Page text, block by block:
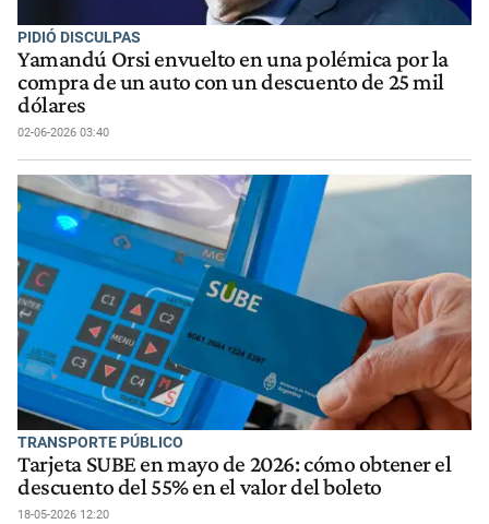
PIDIÓ DISCULPAS
Yamandú Orsi envuelto en una polémica por la
compra de un auto con un descuento de 25 mil
dólares
02-06-2026 03:40
TRANSPORTE PÚBLICO
Tarjeta SUBE en mayo de 2026: cómo obtener el
descuento del 55% en el valor del boleto
18-05-2026 12:20